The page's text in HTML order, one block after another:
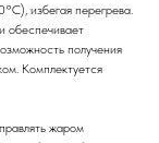
избегая перегрева.
обеспечивает
получения
Комплектуется
жаром